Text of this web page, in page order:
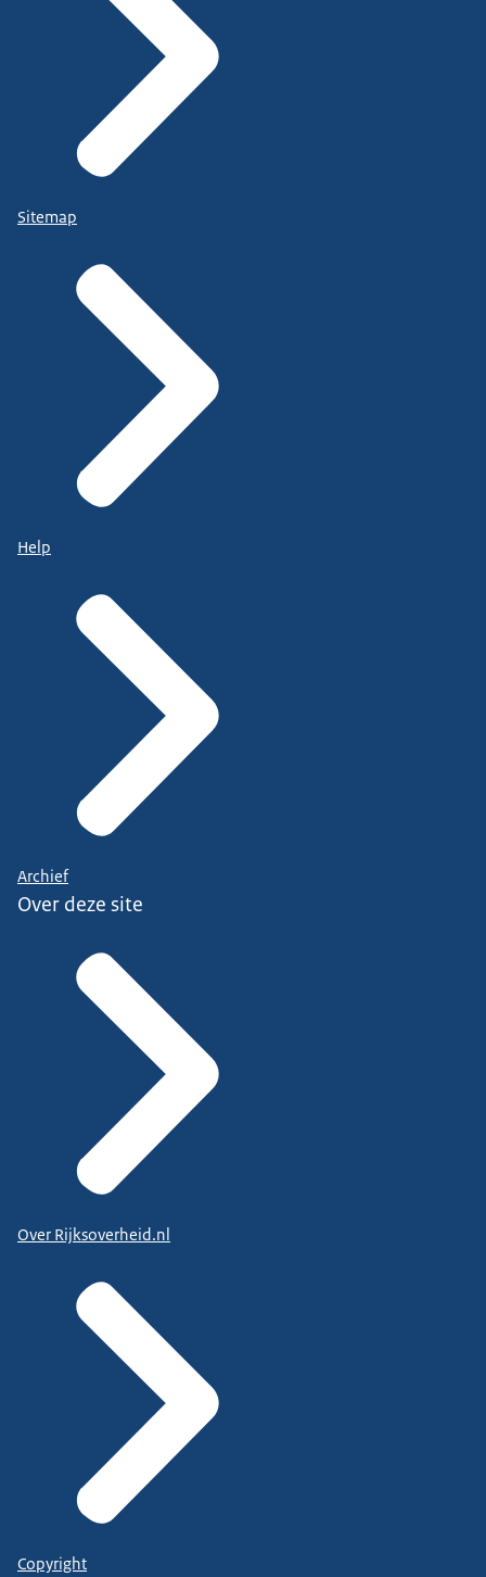
Sitemap
Help
Archief
Over deze site
Over Rijksoverheid.nl
Copyright